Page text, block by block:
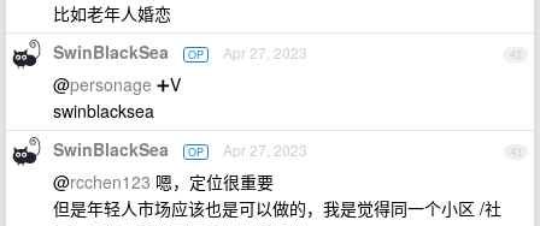
比如老年人婚恋
42
SwinBlackSea OP Apr 27, 2023
@personage ➕V
swinblacksea
43
SwinBlackSea OP Apr 27, 2023
@rcchen123 嗯，定位很重要
但是年轻人市场应该也是可以做的，我是觉得同一个小区 /社